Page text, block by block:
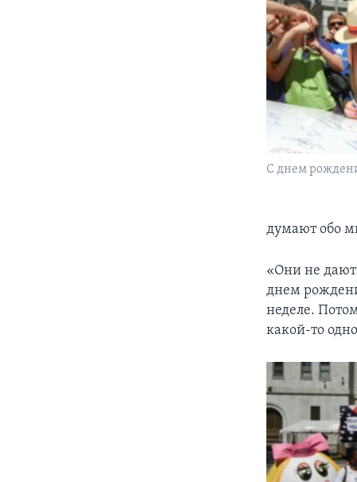
С днем
думают обо
«Они не дают
днем
неделе.
какой-то